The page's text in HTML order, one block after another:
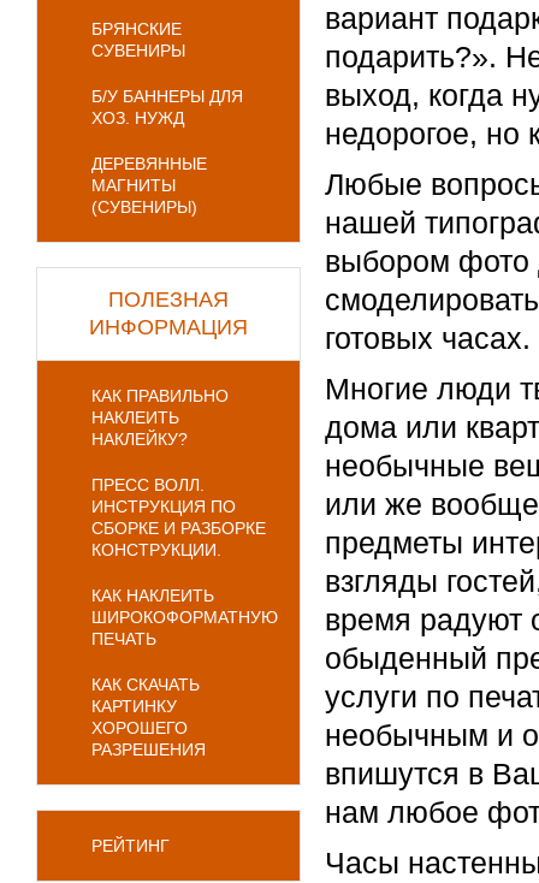
БРЯНСКИЕ
СУВЕНИРЫ
Б/У БАННЕРЫ ДЛЯ
ХОЗ. НУЖД
ДЕРЕВЯННЫЕ
МАГНИТЫ
(СУВЕНИРЫ)
ПОЛЕЗНАЯ
ИНФОРМАЦИЯ
КАК ПРАВИЛЬНО
НАКЛЕИТЬ
НАКЛЕЙКУ?
ПРЕСС ВОЛЛ.
ИНСТРУКЦИЯ ПО
СБОРКЕ И РАЗБОРКЕ
КОНСТРУКЦИИ.
КАК НАКЛЕИТЬ
ШИРОКОФОРМАТНУЮ
ПЕЧАТЬ
КАК СКАЧАТЬ
КАРТИНКУ
ХОРОШЕГО
РАЗРЕШЕНИЯ
РЕЙТИНГ
вариант
подарить?».
выход, когда
недорогое, но
Любые
нашей
выбором фото
готовых часах.
Многие люди
дома или
необычные
или же
предметы
взгляды
время радуют
обыденный
услуги по
необычным и
впишутся в
нам любое
Часы